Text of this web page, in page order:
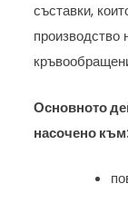
съставки,
производство
Основното
насочено